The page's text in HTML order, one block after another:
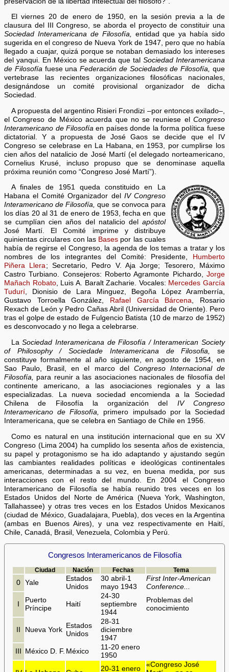
El viernes 20 de enero de 1950, en la sesión previa a la de
clausura del III Congreso, se aborda el proyecto de constituir una
Sociedad Interamericana de Filosofía, entidad que ya había sido
sugerida en el congreso de Nueva York de 1947, pero que no había
llegado a cuajar, quizá porque se notaban demasiado los intereses
del yanqui. En México se acuerda que tal Sociedad Interamericana
de Filosofíafuese unaFederación de Sociedades de Filosofía, que
vertebrase las recientes organizaciones filosóficas nacionales,
designándose un comité provisional organizador de dicha
Sociedad.
A propuesta del argentino Risieri Frondizi –por entonces exilado–,
el Congreso de México acuerda que no se reuniese el Congreso
Interamericano de Filosofía en países donde la forma política fuese
dictatorial. Y a propuesta de José Gaos se decide que el IV
Congreso se celebrase en La Habana, en 1953, por cumplirse los
cien años del natalicio de José Martí (el delegado norteamericano,
Cornelius Krusé, incluso propuso que se denominase aquella
próxima reunión como “Congreso José Martí”).
A finales de 1951 queda constituido en La
Habana el Comité Organizador del IV Congreso
Interamericano de Filosofía, que se convoca para
los días 20 al 31 de enero de 1953, fecha en que
se cumplían cien años del natalicio del apóstol
José Martí. El Comité imprime y distribuye
quinientas circulares con las Bases por las cuales
había de regirse el Congreso, la agenda de los temas a tratar y los
nombres de los integrantes del Comité: Presidente,
Humberto
Piñera Llera; Secretario, Pedro V. Aja Jorge; Tesorero, Máximo
Castro Turbiano. Consejeros: Roberto Agramonte Pichardo, Jorge
Mañach Robato, Luis A. Baralt Zacharie. Vocales: Mercedes García
Tudurí, Dionisio de Lara Minguez, Begoña López Aramberría,
Gustavo Torroella González,
Rafael García Bárcena, Rosario
Rexach de León y Pedro Cañas Abril (Universidad de Oriente). Pero
tras el golpe de estado de Fulgencio Batista (10 de marzo de 1952)
es desconvocado y no llega a celebrarse.
LaSociedad Interamericana de Filosofía / Interamerican Society
of Philosophy / Sociedade Interamericana de Filosofia, se
constituye formalmente al año siguiente, en agosto de 1954, en
Sao Paulo, Brasil, en el marco del Congreso Internacional de
Filosofía, para reunir a las asociaciones nacionales de filosofía del
continente americano, a las asociaciones regionales y a las
especializadas. La nueva sociedad encomienda a la Sociedad
Chilena de Filosofía la organización del IV Congreso
Interamericano de Filosofía, primero impulsado por la Sociedad
Interamericana, que se celebra en Santiago de Chile en 1956.
Como es natural en una institución internacional que en su XV
Congreso (Lima 2004) ha cumplido los sesenta años de existencia,
su papel y protagonismo se ha ido adaptando y ajustando según
las cambiantes realidades políticas e ideológicas continentales
americanas, determinadas a su vez, en buena medida, por sus
interacciones con el resto del mundo. En 2004 el Congreso
Interamericano de Filosofía se había reunido tres veces en los
Estados Unidos del Norte de América (Nueva York, Washington,
Tallahassee) y otras tres veces en los Estados Unidos Mexicanos
(ciudad de México, Guadalajara, Puebla), dos veces en la Argentina
(ambas en Buenos Aires), y una vez respectivamente en Haití,
Chile, Canadá, Brasil, Venezuela, Colombia y Perú.
Congresos Interamericanos de Filosofía
Ciudad Nación Fechas Tema
0 Yale
Estados
Unidos
30 abril-1
mayo 1943
First Inter-American
Conference...
Puerto
Príncipe
Haití
24-30
septiembre
1944
Problemas del
conocimiento
Nueva York
Estados
Unidos
28-31
diciembre
1947
México D. F. México
11-20 enero
1950
20-31 enero
«Congreso José